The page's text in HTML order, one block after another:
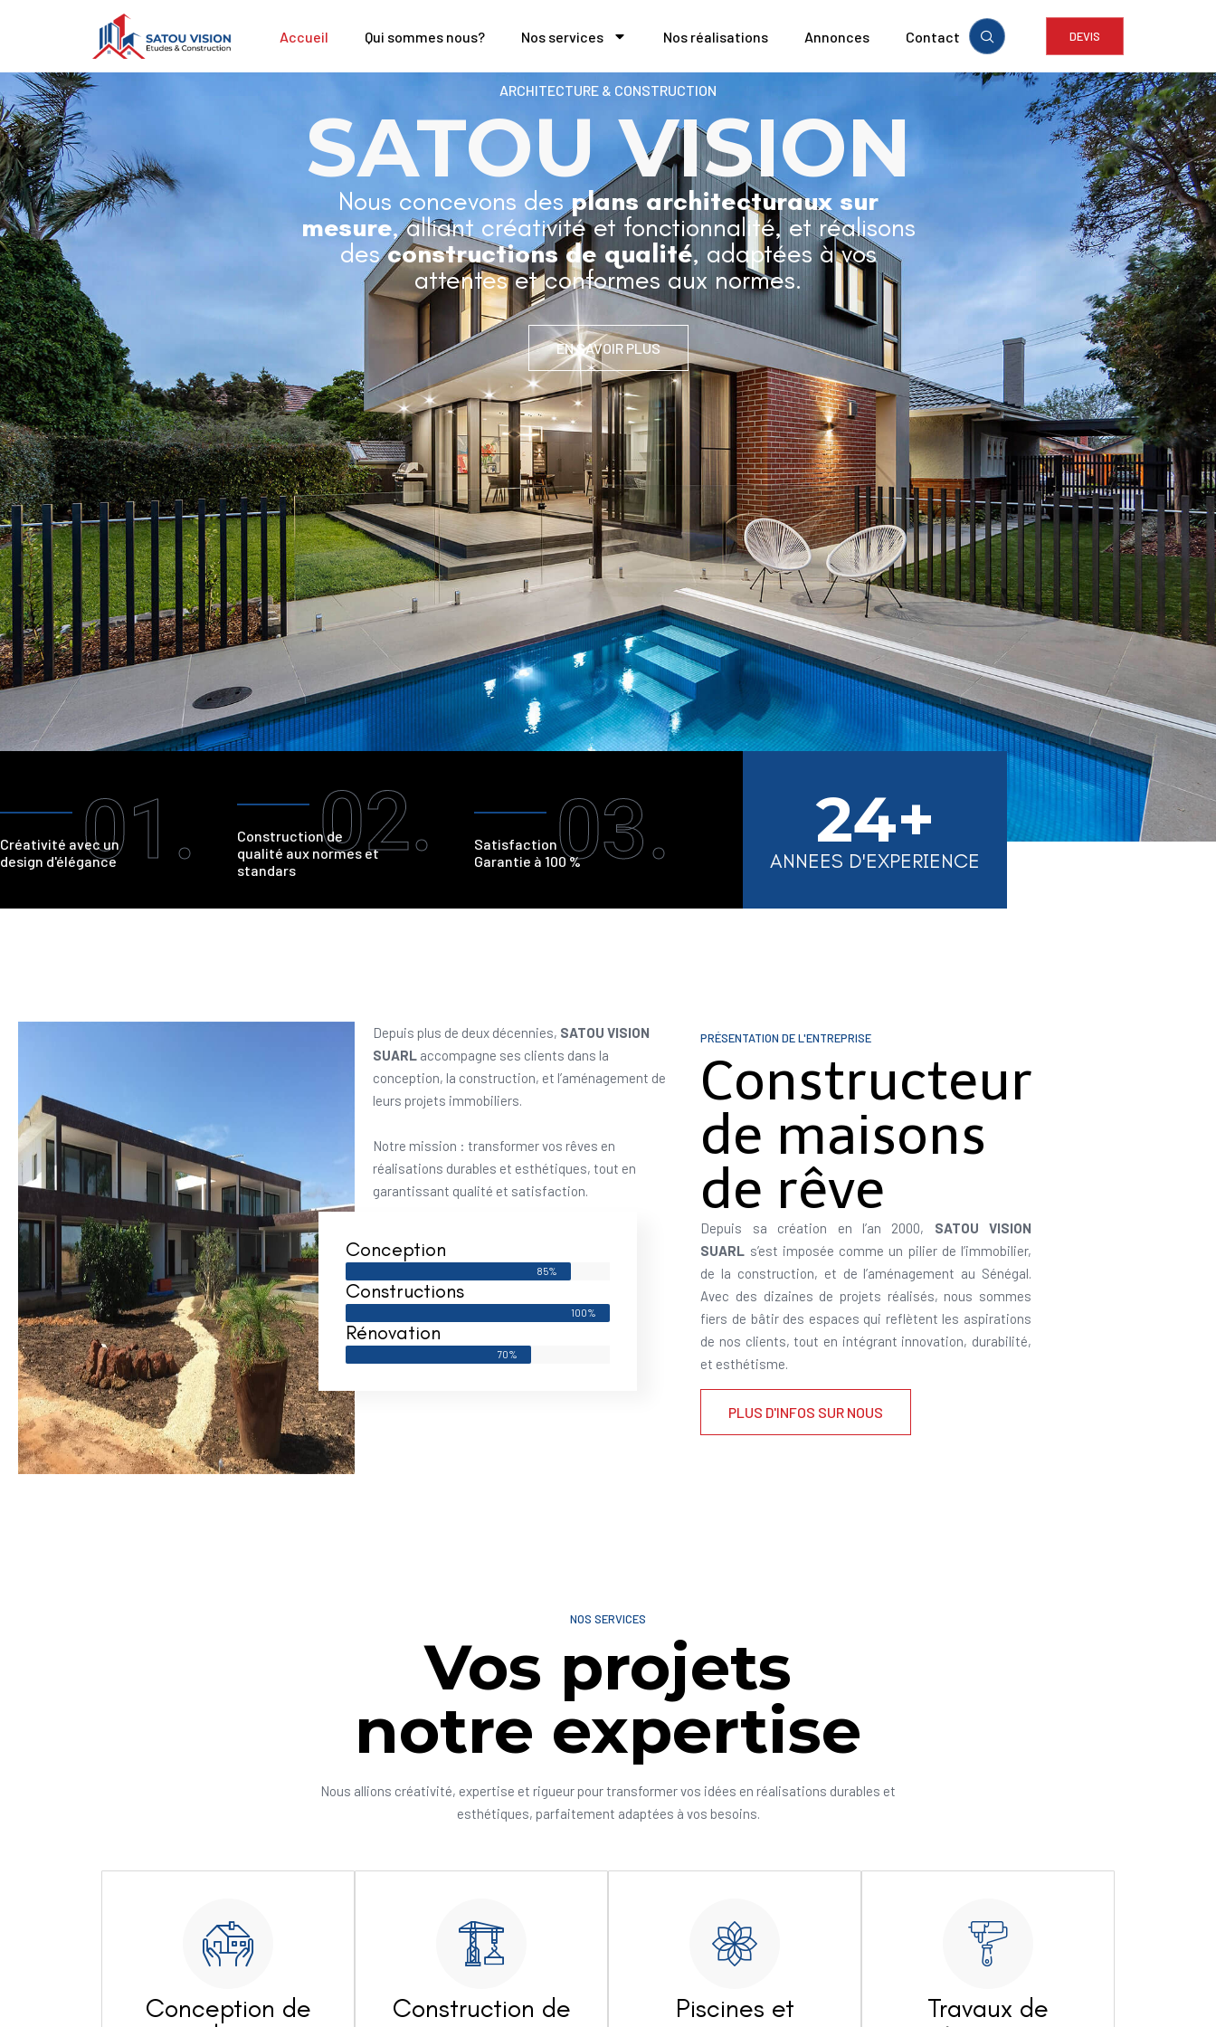
Accueil Qui sommes nous? Nos services Nos réalisations Annonces Contact DEVIS
ARCHITECTURE & CONSTRUCTION
SATOU VISION
Nous concevons desplans architecturaux sur
mesure, alliant créativité et fonctionnalité, et réalisons
desconstructions de qualité, adaptées à vos
attentes et conformes aux normes.
EN SAVOIR PLUS
01.
Créativité avec un
design d'élégance
02.
Construction de
qualité aux normes et
standars
03.
Satisfaction
Garantie à 100 %
24+
ANNEES D'EXPERIENCE
Depuis plus de deux décennies, SATOU VISION
SUARL accompagne ses clients dans la
conception, la construction, et l’aménagement de
leurs projets immobiliers.
Notre mission : transformer vos rêves en
réalisations durables et esthétiques, tout en
garantissant qualité et satisfaction.
Conception
85%
Constructions
100%
Rénovation
70%
PRÉSENTATION DE L'ENTREPRISE
Constructeur
de maisons
de rêve
Depuis sa création en l’an 2000, SATOU VISION
SUARL s’est imposée comme un pilier de l’immobilier,
de la construction, et de l’aménagement au Sénégal.
Avec des dizaines de projets réalisés, nous sommes
fiers de bâtir des espaces qui reflètent les aspirations
de nos clients, tout en intégrant innovation, durabilité,
et esthétisme.
PLUS D'INFOS SUR NOUS
NOS SERVICES
Vos projets
notre expertise
Nous allions créativité, expertise et rigueur pour transformer vos idées en réalisations durables et
esthétiques, parfaitement adaptées à vos besoins.
Conception de
Construction de
Piscines et
Travaux de